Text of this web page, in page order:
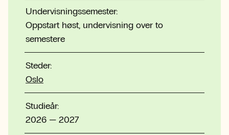
Undervisningssemester:
Oppstart høst, undervisning over to
semestere
Steder:
Oslo
Studieår:
2026 — 2027